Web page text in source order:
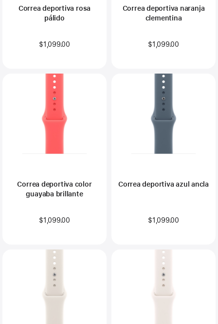
Correa deportiva rosa
pálido
$1,099.00
Correa deportiva naranja
clementina
$1,099.00
Correa deportiva color
guayaba brillante
$1,099.00
Correa deportiva azul ancla
$1,099.00